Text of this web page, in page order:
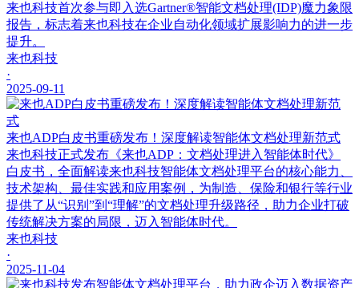
来也科技首次参与即入选Gartner®智能文档处理(IDP)魔力象限
报告，标志着来也科技在企业自动化领域扩展影响力的进一步
提升。
来也科技
·
2025-09-11
来也ADP白皮书重磅发布！深度解读智能体文档处理新范式
来也科技正式发布《来也ADP：文档处理进入智能体时代》
白皮书，全面解读来也科技智能体文档处理平台的核心能力、
技术架构、最佳实践和应用案例，为制造、保险和银行等行业
提供了从“识别”到“理解”的文档处理升级路径，助力企业打破
传统解决方案的局限，迈入智能体时代。
来也科技
·
2025-11-04